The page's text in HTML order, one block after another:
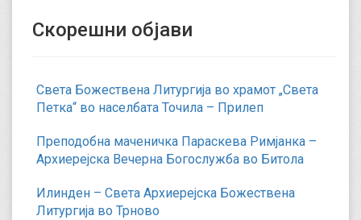
Скорешни објави
Света Божествена Литургија во храмот „Света
Петка“ во населбата Точила – Прилеп
Преподобна маченичка Параскева Римјанка –
Архиерејска Вечерна Богослужба во Битола
Илинден – Света Архиерејска Божествена
Литургија во Трново